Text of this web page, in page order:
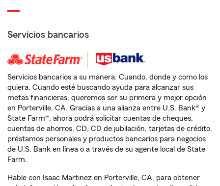
Servicios bancarios
Servicios bancarios a su manera. Cuando, donde y como los
quiera. Cuando esté buscando ayuda para alcanzar sus
metas financieras, queremos ser su primera y mejor opción
en Porterville, CA. Gracias a una alianza entre U.S. Bank® y
State Farm®, ahora podrá solicitar cuentas de cheques,
cuentas de ahorros, CD, CD de jubilación, tarjetas de crédito,
préstamos personales y productos bancarios para negocios
de U.S. Bank en línea o a través de su agente local de State
Farm.
Hable con Isaac Martinez en Porterville, CA, para obtener